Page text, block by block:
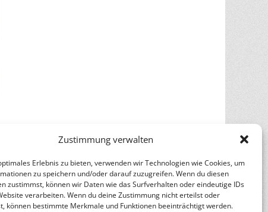
Zustimmung verwalten
Erlebnis zu bieten, verwenden wir Technologien wie Cookies, um
zu speichern und/oder darauf zuzugreifen. Wenn du diesen
zustimmst, können wir Daten wie das Surfverhalten oder eindeutige IDs
verarbeiten. Wenn du deine Zustimmung nicht erteilst oder
können bestimmte Merkmale und Funktionen beeinträchtigt werden.